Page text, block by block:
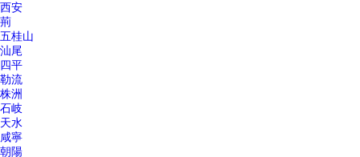
西安
荊
五桂山
汕尾
四平
勒流
株洲
石岐
天水
咸寧
朝陽